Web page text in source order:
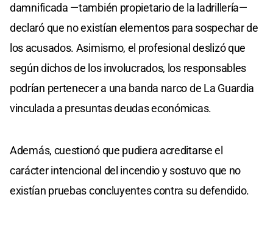
damnificada —también propietario de la ladrillería—
declaró que no existían elementos para sospechar de
los acusados. Asimismo, el profesional deslizó que
según dichos de los involucrados, los responsables
podrían pertenecer a una banda narco de La Guardia
vinculada a presuntas deudas económicas.
Además, cuestionó que pudiera acreditarse el
carácter intencional del incendio y sostuvo que no
existían pruebas concluyentes contra su defendido.